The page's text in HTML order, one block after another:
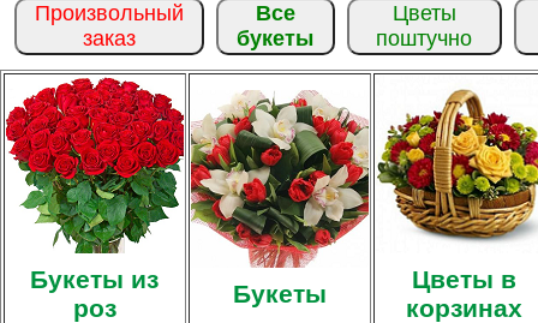
Произвольный
заказ
Все
букеты
Цветы
поштучно
Букеты из
роз
Букеты
Цветы в
корзинах